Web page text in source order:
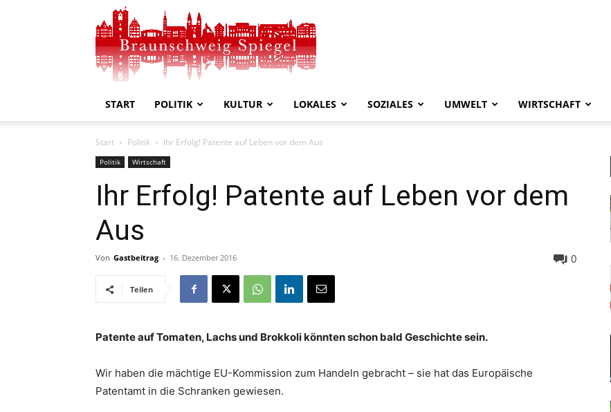
Spiegel
START POLITIK KULTUR LOKALES SOZIALES UMWELT WIRTSCHAFT
Start Politik Ihr Erfolg! Patente auf Leben vor dem Aus
Politik Wirtschaft
Ihr Erfolg! Patente auf Leben vor dem
Aus
Von Gastbeitrag - 16. Dezember 2016 0
Teilen
Patente auf Tomaten, Lachs und Brokkoli könnten schon bald Geschichte sein.
Wir haben die mächtige EU-Kommission zum Handeln gebracht – sie hat das Europäische
Patentamt in die Schranken gewiesen.